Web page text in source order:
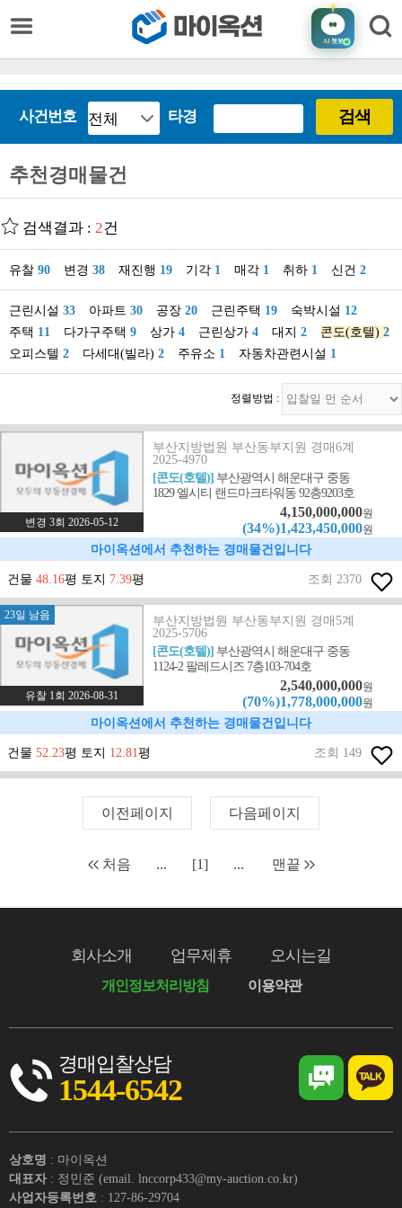
AI챗봇
사건번호 타경 검색
추천경매물건
검색결과 : 2건
유찰 90 변경 38 재진행 19 기각 1 매각 1 취하 1 신건 2
근린시설 33 아파트 30 공장 20 근린주택 19 숙박시설 12
주택 11 다가구주택 9 상가 4 근린상가 4 대지 2 콘도(호텔) 2
오피스텔 2 다세대(빌라) 2 주유소 1 자동차관련시설 1
정렬방법 :
변경 3회 2026-05-12
부산지방법원 부산동부지원 경매6계
2025-4970
[콘도(호텔)] 부산광역시 해운대구 중동
1829 엘시티 랜드마크타워동 92층9203호
4,150,000,000원
(34%)1,423,450,000원
마이옥션에서 추천하는 경매물건입니다
건물 48.16평 토지 7.39평 조회 2370
23일 남음
유찰 1회 2026-08-31
부산지방법원 부산동부지원 경매5계
2025-5706
[콘도(호텔)] 부산광역시 해운대구 중동
1124-2 팔레드시즈 7층103-704호
2,540,000,000원
(70%)1,778,000,000원
마이옥션에서 추천하는 경매물건입니다
건물 52.23평 토지 12.81평 조회 149
이전페이지 다음페이지
처음 ... [1] ... 맨끝
회사소개 업무제휴 오시는길
개인정보처리방침 이용약관
경매입찰상담
1544-6542
상호명 : 마이옥션
대표자 : 정민준 (email. lnccorp433@my-auction.co.kr)
사업자등록번호 : 127-86-29704